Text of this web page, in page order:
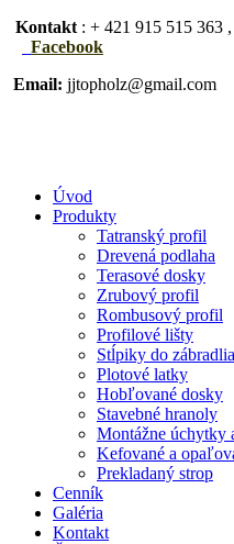
Kontakt : + 421 915 515 363
Facebook
Email: jjtopholz@gmail.com
Úvod
Produkty
Tatranský profil
Drevená podlaha
Terasové dosky
Zrubový profil
Rombusový profil
Profilové lišty
Stĺpiky do zábradlia
Plotové latky
Hobľované dosky
Stavebné hranoly
Montážne úchytky
Kefované a
Prekladaný strop
Cenník
Galéria
Kontakt